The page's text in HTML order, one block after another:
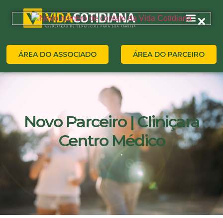
ÁREA DO ASSOCIADO ÁREA DO PARCEIRO
Novo Parceiro | Cliniçara
Centro Médico